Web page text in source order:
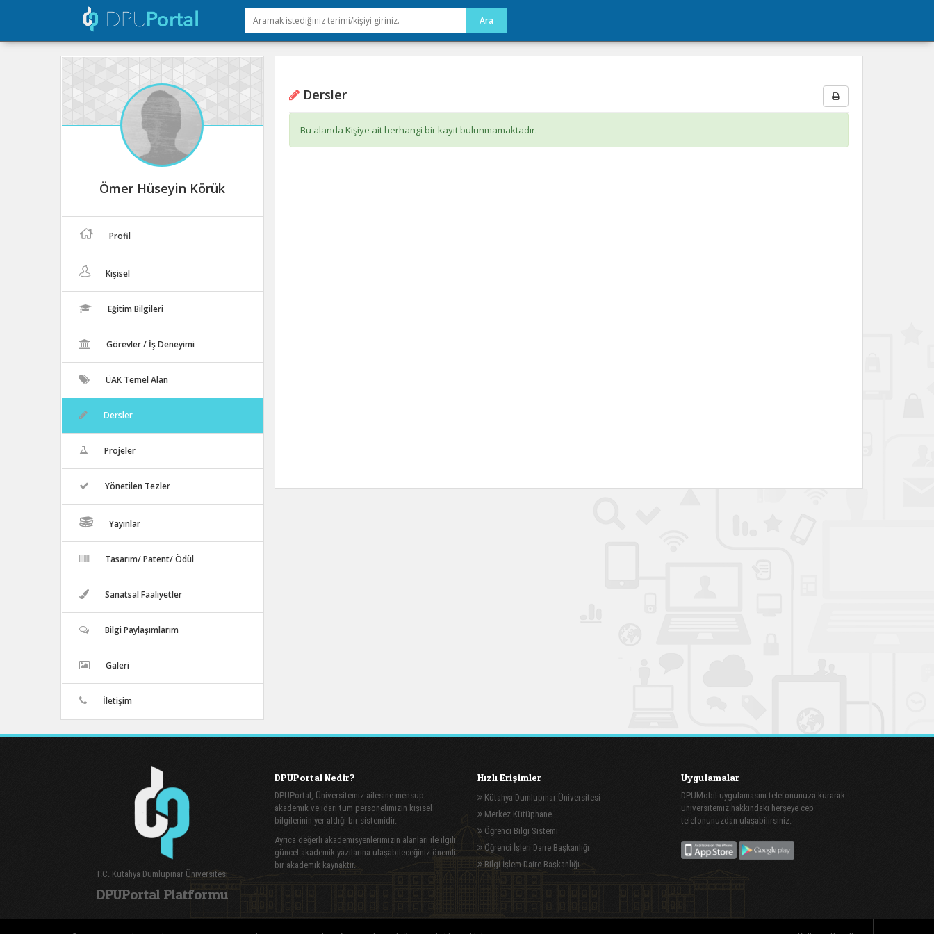
Ömer Hüseyin Körük
Profil
Kişisel
Eğitim Bilgileri
Görevler / İş Deneyimi
ÜAK Temel Alan
Dersler
Projeler
Yönetilen Tezler
Yayınlar
Tasarım/ Patent/ Ödül
Sanatsal Faaliyetler
Bilgi Paylaşımlarım
Galeri
İletişim
Dersler
Bu alanda Kişiye ait herhangi bir kayıt bulunmamaktadır.
T.C. Kütahya Dumlupınar Üniversitesi
DPUPortal Platformu
DPUPortal Nedir?
DPUPortal, Üniversitemiz ailesine mensup
akademik ve idari tüm personelimizin kişisel
bilgilerinin yer aldığı bir sistemidir.
Ayrıca değerli akademisyenlerimizin alanları ile ilgili
güncel akademik yazılarına ulaşabileceğiniz önemli
bir akademik kaynaktır.
Hızlı Erişimler
Kütahya Dumlupınar Üniversitesi
Merkez Kütüphane
Öğrenci Bilgi Sistemi
Öğrenci İşleri Daire Başkanlığı
Bilgi İşlem Daire Başkanlığı
Uygulamalar
DPUMobil uygulamasını telefonunuza kurarak
üniversitemiz hakkındaki herşeye cep
telefonunuzdan ulaşabilirsiniz.